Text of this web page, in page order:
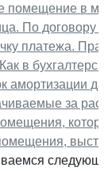
помещение в
По договору
платежа.
в
амортизации
за